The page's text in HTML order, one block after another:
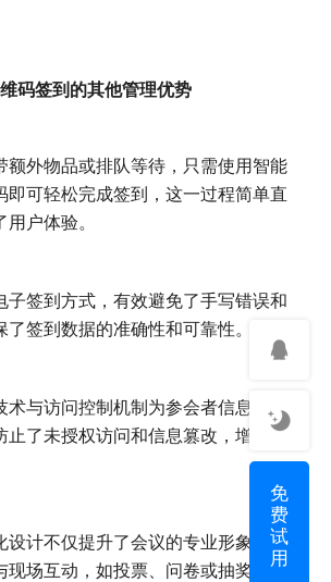
码签到的其他管理优势
额外物品或排队等待，只需使用智能
即可轻松完成签到，这一过程简单直
户体验。
子签到方式，有效避免了手写错误和
了签到数据的准确性和可靠性。
术与访问控制机制为参会者信息提供
止了未授权访问和信息篡改，增强了
设计不仅提升了会议的专业形象，还
现场互动，如投票、问卷或抽奖，丰
免
费
试
用